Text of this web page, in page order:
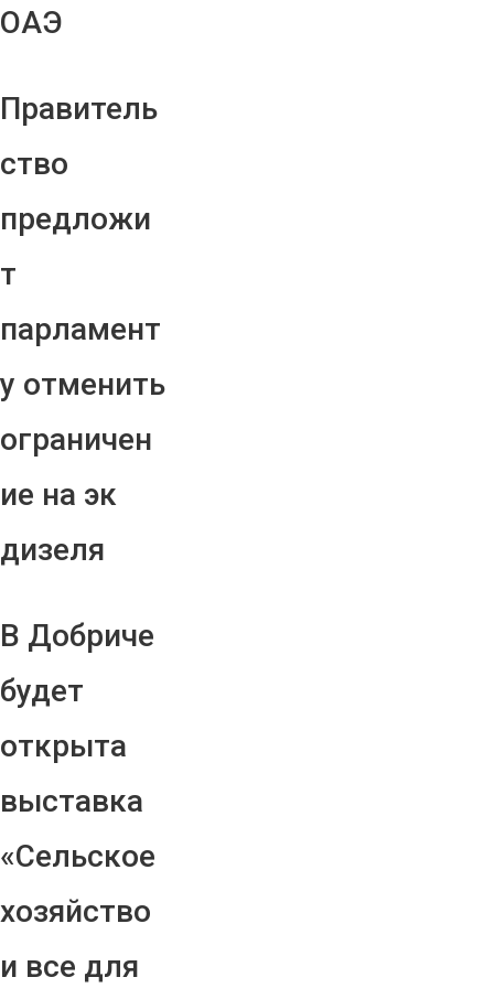
ОАЭ
Правитель
ство
предложи
т
парламент
у отменить
ограничен
ие на эк
дизеля
В Добриче
будет
открыта
выставка
«Сельское
хозяйство
и все для